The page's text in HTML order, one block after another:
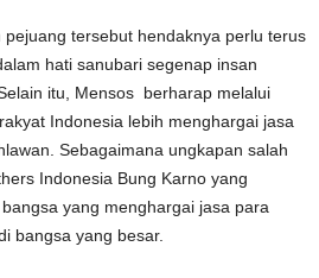
tersebut hendaknya perlu terus
hati sanubari segenap insan
itu, Mensos berharap melalui
Indonesia lebih menghargai jasa
Sebagaimana ungkapan salah
Indonesia Bung Karno yang
yang menghargai jasa para
bangsa yang besar.